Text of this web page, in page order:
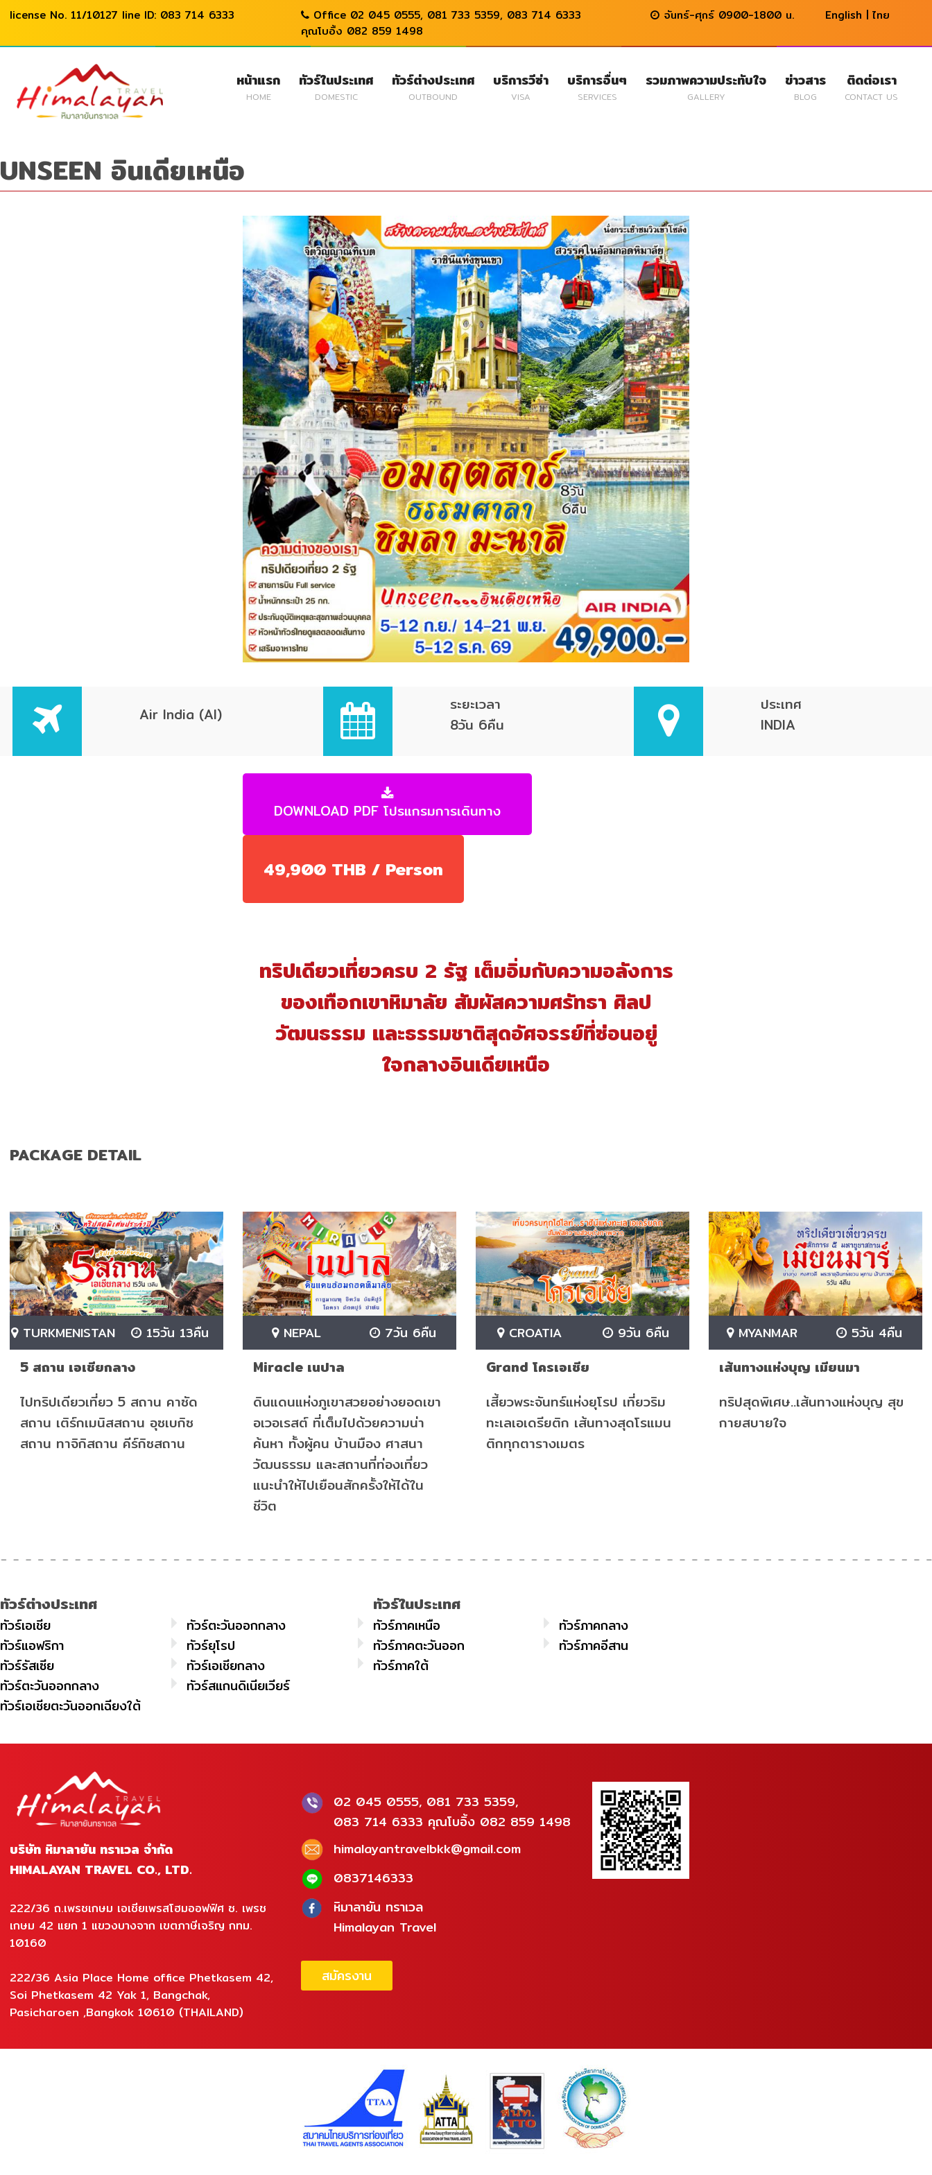
license No. 11/10127 line ID: 083 714 6333
Office 02 045 0555, 081 733 5359, 083 714 6333
คุณโบอิ้ง 082 859 1498
จันทร์-ศุกร์ 0900-1800 น. English | ไทย
หน้าแรก
HOME
ทัวร์ในประเทศ
DOMESTIC
ทัวร์ต่างประเทศ
OUTBOUND
บริการวีซ่า
VISA
บริการอื่นๆ
SERVICES
รวมภาพความประทับใจ
GALLERY
ข่าวสาร
BLOG
ติดต่อเรา
CONTACT US
UNSEEN อินเดียเหนือ
Air India (AI)
ระยะเวลา
8วัน 6คืน
ประเทศ
INDIA
DOWNLOAD PDF โปรแกรมการเดินทาง
49,900 THB / Person
ทริปเดียวเที่ยวครบ 2 รัฐ เต็มอิ่มกับความอลังการ
ของเทือกเขาหิมาลัย สัมผัสความศรัทธา ศิลป
วัฒนธรรม และธรรมชาติสุดอัศจรรย์ที่ซ่อนอยู่
ใจกลางอินเดียเหนือ
PACKAGE DETAIL
TURKMENISTAN 15วัน 13คืน
5 สถาน เอเชียกลาง
ไปทริปเดียวเที่ยว 5 สถาน คาซัด
สถาน เติร์กเมนิสสถาน อุซเบกิซ
สถาน ทาจิกิสถาน คีร์กิซสถาน
NEPAL 7วัน 6คืน
Miracle เนปาล
ดินแดนแห่งภูเขาสวยอย่างยอดเขา
อเวอเรสต์ ที่เต็มไปด้วยความน่า
ค้นหา ทั้งผู้คน บ้านมือง ศาสนา
วัฒนธรรม และสถานที่ท่องเที่ยว
แนะนำให้ไปเยือนสักครั้งให้ได้ใน
ชีวิต
CROATIA 9วัน 6คืน
Grand โครเอเชีย
เสี้ยวพระจันทร์แห่งยุโรป เที่ยวริม
ทะเลเอเดรียติก เส้นทางสุดโรแมน
ติกทุกตารางเมตร
MYANMAR 5วัน 4คืน
เส้นทางแห่งบุญ เมียนมา
ทริปสุดพิเศษ..เส้นทางแห่งบุญ สุข
กายสบายใจ
ทัวร์ต่างประเทศ
ทัวร์เอเชีย
ทัวร์ตะวันออกกลาง
ทัวร์แอฟริกา
ทัวร์ยุโรป
ทัวร์รัสเซีย
ทัวร์เอเชียกลาง
ทัวร์ตะวันออกกลาง
ทัวร์สแกนดิเนียเวียร์
ทัวร์เอเชียตะวันออกเฉียงใต้
ทัวร์ในประเทศ
ทัวร์ภาคเหนือ
ทัวร์ภาคกลาง
ทัวร์ภาคตะวันออก
ทัวร์ภาคอีสาน
ทัวร์ภาคใต้
บริษัท หิมาลายัน ทราเวล จำกัด
HIMALAYAN TRAVEL CO., LTD.
222/36 ถ.เพรชเกษม เอเชียเพรสโฮมออฟฟิศ ซ. เพรช
เกษม 42 แยก 1 แขวงบางจาก เขตภาษีเจริญ กทม.
10160
222/36 Asia Place Home office Phetkasem 42,
Soi Phetkasem 42 Yak 1, Bangchak,
Pasicharoen ,Bangkok 10610 (THAILAND)
02 045 0555, 081 733 5359,
083 714 6333 คุณโบอิ้ง 082 859 1498
himalayantravelbkk@gmail.com
0837146333
หิมาลายัน ทราเวล
Himalayan Travel
สมัครงาน